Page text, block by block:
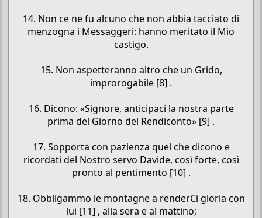
14. Non ce ne fu alcuno che non abbia tacciato di
menzogna i Messaggeri: hanno meritato il Mio
castigo.
15. Non aspetteranno altro che un Grido,
improrogabile [8] .
16. Dicono: «Signore, anticipaci la nostra parte
prima del Giorno del Rendiconto» [9] .
17. Sopporta con pazienza quel che dicono e
ricordati del Nostro servo Davide, così forte, così
pronto al pentimento [10] .
18. Obbligammo le montagne a renderCi gloria con
lui [11] , alla sera e al mattino;